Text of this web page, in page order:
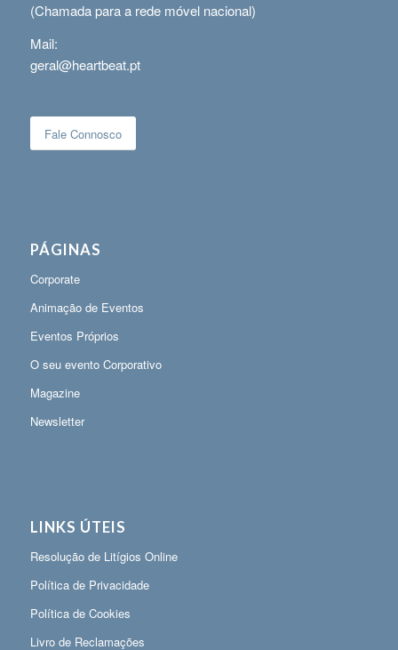
(Chamada para a rede móvel nacional)
Mail:
geral@heartbeat.pt
Fale Connosco
PÁGINAS
Corporate
Animação de Eventos
Eventos Próprios
O seu evento Corporativo
Magazine
Newsletter
LINKS ÚTEIS
Resolução de Litígios Online
Política de Privacidade
Política de Cookies
Livro de Reclamações